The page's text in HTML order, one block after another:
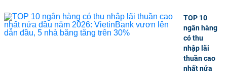
TOP 10
ngân hàng
có thu
nhập lãi
thuần cao
nhất nửa